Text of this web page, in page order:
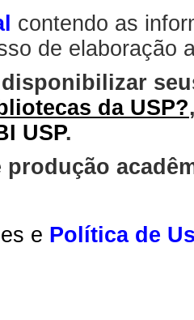
contendo as
de elaboração
da USP?
USP.
produção
e Política de